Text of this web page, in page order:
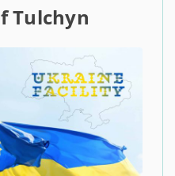
Tulchyn